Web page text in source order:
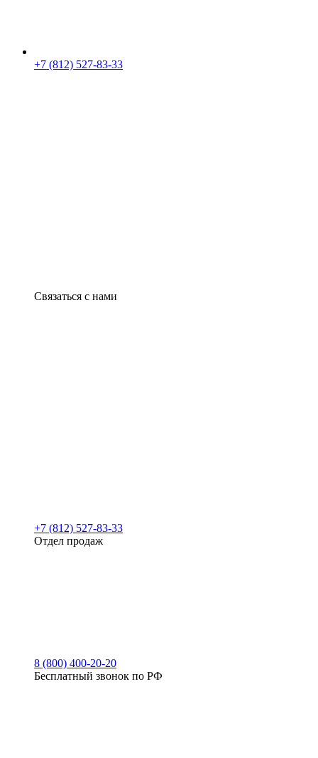
+7 (812) 527-83-33
Связаться с нами
+7 (812) 527-83-33
Отдел продаж
8 (800) 400-20-20
Бесплатный звонок по РФ